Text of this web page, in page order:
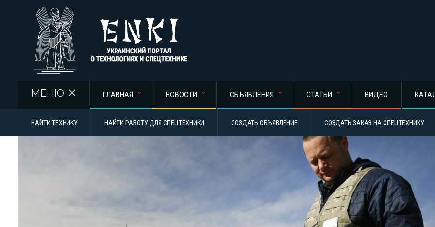
МЕНЮ ГЛАВНАЯ НОВОСТИ ОБЪЯВЛЕНИЯ СТАТЬИ ВИДЕО
НАЙТИ ТЕХНИКУ НАЙТИ РАБОТУ ДЛЯ СПЕЦТЕХНИКИ СОЗДАТЬ ОБЪЯВЛЕНИЕ СОЗДАТЬ ЗАКАЗ НА СПЕЦТЕХНИКУ